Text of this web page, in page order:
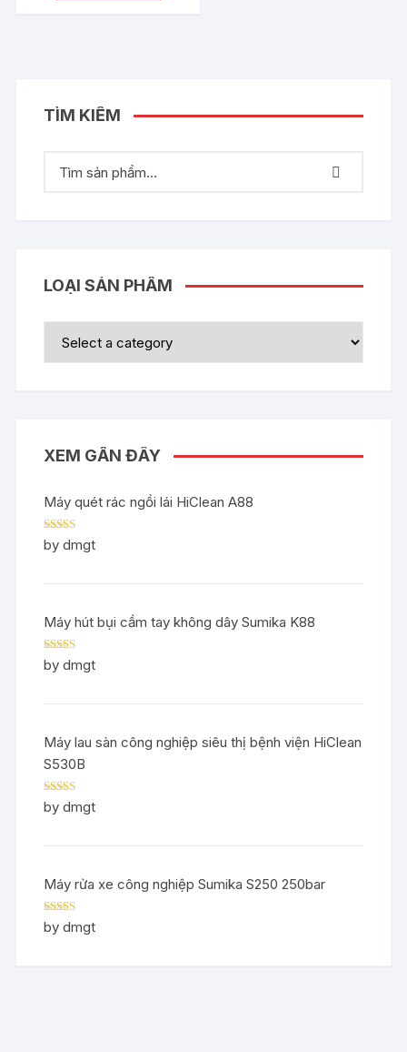
TÌM KIẾM
LOẠI SẢN PHẨM
XEM GẦN ĐÂY
Máy quét rác ngồi lái HiClean A88
Rated5out
of 5
by dmgt
Máy hút bụi cầm tay không dây Sumika K88
Rated5out
of 5
by dmgt
Máy lau sàn công nghiệp siêu thị bệnh viện HiClean
S530B
Rated5out
of 5
by dmgt
Máy rửa xe công nghiệp Sumika S250 250bar
Rated5out
of 5
by dmgt